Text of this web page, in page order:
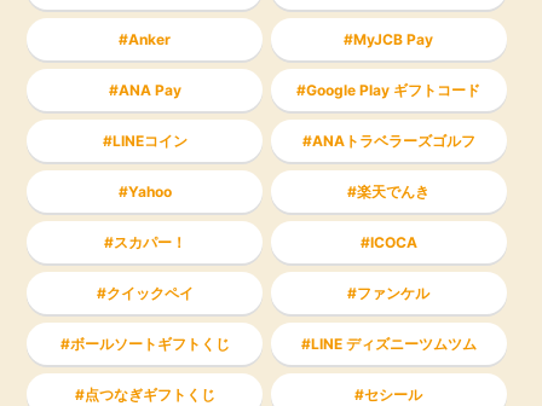
Anker MyJCB Pay
ANA Pay Google Play ギフトコード
LINEコイン ANAトラベラーズゴルフ
Yahoo 楽天でんき
スカパー！ ICOCA
クイックペイ ファンケル
ボールソートギフトくじ LINE ディズニーツムツム
点つなぎギフトくじ セシール